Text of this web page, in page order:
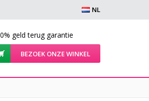
NL
geld terug garantie
BEZOEK ONZE WINKEL